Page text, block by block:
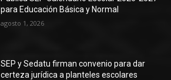
para Educación Básica y Normal
agosto 1, 2026
SEP y Sedatu firman convenio para dar
certeza jurídica a planteles escolares